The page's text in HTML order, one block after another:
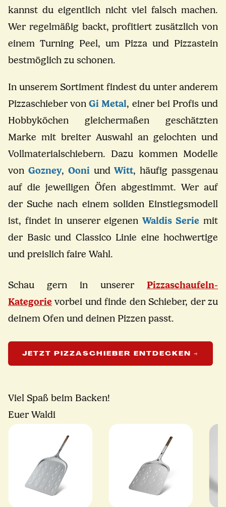
kannst du eigentlich nicht viel falsch machen.
Wer regelmäßig backt, profitiert zusätzlich von
einem Turning Peel, um Pizza und Pizzastein
bestmöglich zu schonen.
In unserem Sortiment findest du unter anderem
Pizzaschieber vonGi Metal, einer bei Profis und
Hobbyköchen gleichermaßen geschätzten
Marke mit breiter Auswahl an gelochten und
Vollmaterialschiebern. Dazu kommen Modelle
von Gozney, OoniundWitt, häufig passgenau
auf die jeweiligen Öfen abgestimmt. Wer auf
der Suche nach einem soliden Einstiegsmodell
ist, findet in unserer eigenen Waldis Serie mit
der Basic und Classico Linie eine hochwertige
und preislich faire Wahl.
Schau gern in unserer Pizzaschaufeln-
Kategorie vorbei und finde den Schieber, der zu
deinem Ofen und deinen Pizzen passt.
JETZT PIZZASCHIEBER ENTDECKEN →
Viel Spaß beim Backen!
Euer Waldi